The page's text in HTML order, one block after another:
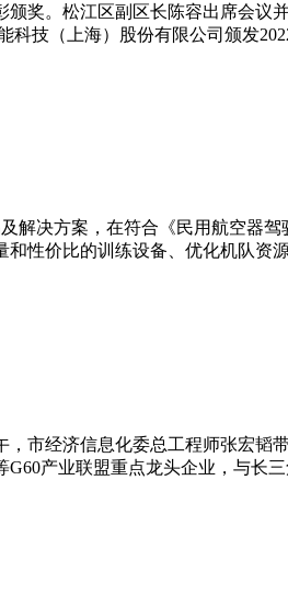
奖。松江区副区长陈容出席会议
技（上海）股份有限公司颁发
解决方案，在符合《民用航空器驾
性价比的训练设备、优化机队资
市经济信息化委总工程师张宏韬
产业联盟重点龙头企业，与长